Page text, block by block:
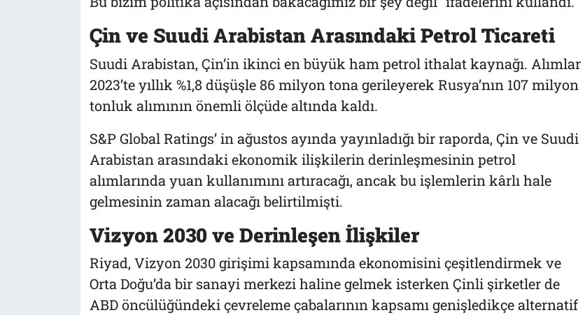
Çin ve Suudi Arabistan Arasındaki Petrol Ticareti
Suudi Arabistan, Çin’in ikinci en büyük ham petrol ithalat kaynağı. Alımlar
2023’te yıllık %1,8 düşüşle 86 milyon tona gerileyerek Rusya’nın 107 milyon
tonluk alımının önemli ölçüde altında kaldı.
S&P Global Ratings’ in ağustos ayında yayınladığı bir raporda, Çin ve Suudi
Arabistan arasındaki ekonomik ilişkilerin derinleşmesinin petrol
alımlarında yuan kullanımını artıracağı, ancak bu işlemlerin kârlı hale
gelmesinin zaman alacağı belirtilmişti.
Vizyon 2030 ve Derinleşen İlişkiler
Riyad, Vizyon 2030 girişimi kapsamında ekonomisini çeşitlendirmek ve
Orta Doğu’da bir sanayi merkezi haline gelmek isterken Çinli şirketler de
ABD öncülüğündeki çevreleme çabalarının kapsamı genişledikçe alternatif